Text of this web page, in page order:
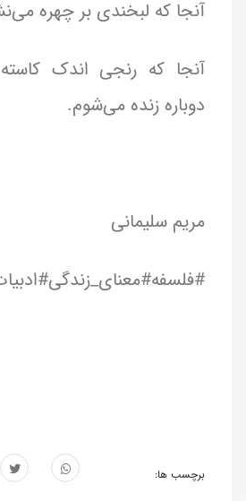
آنجا که لبخندی بر چهره
آنجا که رنجی اندک
دوباره زنده می‌شوم.
مریم سلیمانی
برچسب ها: